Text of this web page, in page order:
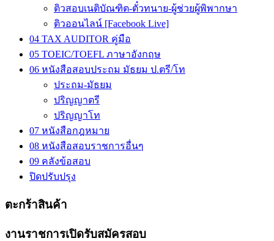
ติวสอบเนติบัณฑิต-ตั๋วทนาย-ผู้ช่วยผู้พิพากษา
ติวออนไลน์ [Facebook Live]
04 TAX AUDITOR คู่มือ
05 TOEIC/TOEFL ภาษาอังกฤษ
06 หนังสือสอบประถม มัธยม ป.ตรี/โท
ประถม-มัธยม
ปริญญาตรี
ปริญญาโท
07 หนังสือกฎหมาย
08 หนังสือสอบราชการอื่นๆ
09 คลังข้อสอบ
ปิดปรับปรุง
ตะกร้าสินค้า
งานราชการเปิดรับสมัครสอบ